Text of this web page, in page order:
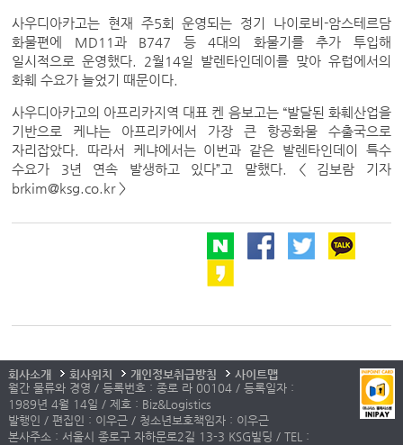
사우디아카고는 현재 주5회 운영되는 정기 나이로비-암스테르담
화물편에 MD11과 B747 등 4대의 화물기를 추가 투입해
일시적으로 운영했다. 2월14일 발렌타인데이를 맞아 유럽에서의
화훼 수요가 늘었기 때문이다.
사우디아카고의 아프리카지역 대표 켄 음보고는 “발달된 화훼산업을
기반으로 케냐는 아프리카에서 가장 큰 항공화물 수출국으로
자리잡았다. 따라서 케냐에서는 이번과 같은 발렌타인데이 특수
수요가 3년 연속 발생하고 있다”고 말했다. < 김보람 기자
brkim@ksg.co.kr >
회사소개 회사위치 개인정보취급방침
사이트맵
월간 물류와 경영 / 등록번호 : 종로 라 00104 / 등록일자 :
1989년 4월 14일 / 제호 : Biz&Logistics
발행인 / 편집인 : 이우근 / 청소년보호책임자 : 이우근
본사주소 : 서울시 종로구 자하문로2길 13-3 KSG빌딩 / TEL :